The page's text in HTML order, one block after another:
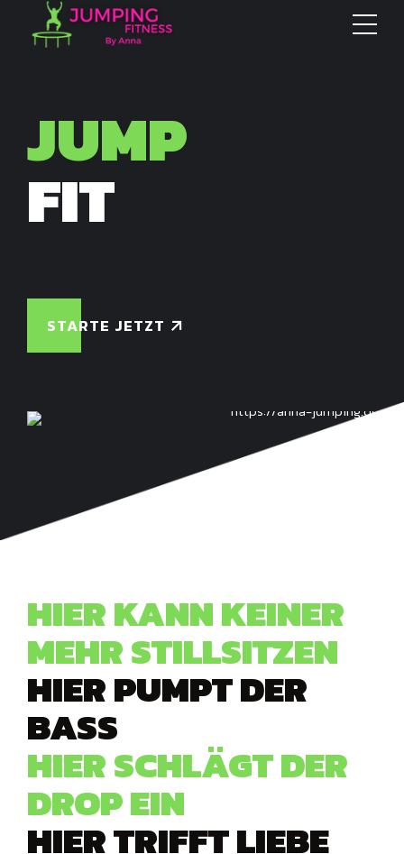
JUMP
FIT
STARTE JETZT
HIER KANN KEINER
MEHR STILLSITZEN
HIER PUMPT DER
BASS
HIER SCHLÄGT DER
DROP EIN
HIER TRIFFT LIEBE